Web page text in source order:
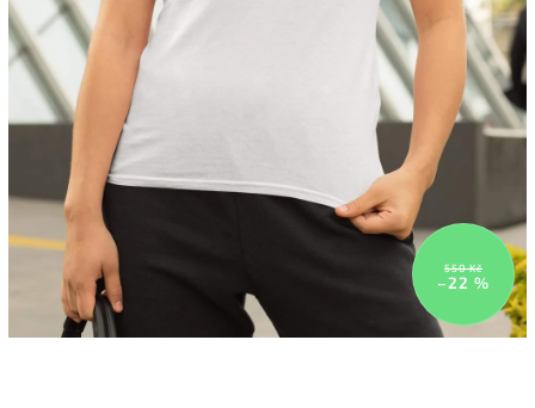
550 Kč
–22 %